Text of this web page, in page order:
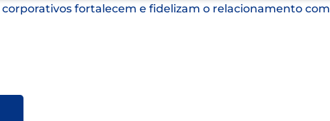
corporativos fortalecem e fidelizam o relacionamento com